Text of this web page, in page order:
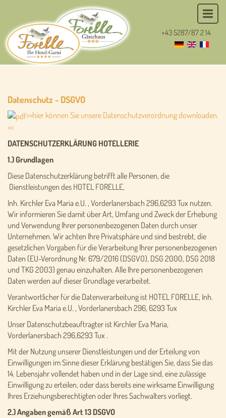
+43 5287/87 2 14
Datenschutz - DSGVO
>>hier können Sie unsere Datenschutzverordnung downloaden.
<<
DATENSCHUTZERKLÄRUNG HOTELLERIE
1.) Grundlagen
Diese Datenschutzerklärung betrifft alle Personen, die
Dienstleistungen des HOTEL FORELLE,
Inh. Kirchler Eva Maria e.U. , Vorderlanersbach 296,6293 Tux nutzen.
Wir informieren Sie damit über Art, Umfang und Zweck der Erhebung
und Verwendung Ihrer personenbezogenen Daten durch unser
Unternehmen. Wir achten Ihre Privatsphäre und sind bestrebt, die
gesetzlichen Vorgaben für die Verarbeitung Ihrer personenbezogenen
Daten (EU-Verordnung Nr. 679/2016 (DSGVO), DSG 2000, DSG 2018
und TKG 2003) genau einzuhalten. Alle Ihre personenbezogenen
Daten werden auf dieser Grundlage verarbeitet.
Verantwortlicher für die Datenverarbeitung ist HOTEL FORELLE, Inh.
Kirchler Eva Maria e.U. , Vorderlanersbach 296, 6293 Tux
Unser Datenschutzbeauftragter ist Kirchler Eva Maria,
Vorderlanersbach 296,6293 Tux .
Mit der Nutzung unserer Dienstleistungen und der Erteilung von
Einwilligungen im Sinne dieser Erklärung bestätigen Sie, dass Sie das
14. Lebensjahr vollendet haben und in der Lage sind, eine zulässige
Einwilligung zu erteilen, oder dass bereits eine wirksame Einwilligung
Ihres Erziehungsberechtigten oder Ihres Sachwalters vorliegt.
2.) Angaben gemäß Art 13 DSGVO